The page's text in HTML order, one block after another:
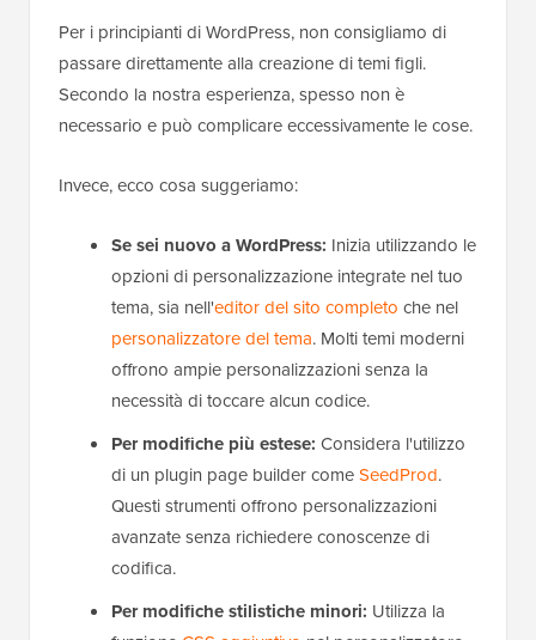
Per i principianti di WordPress, non consigliamo di
passare direttamente alla creazione di temi figli.
Secondo la nostra esperienza, spesso non è
necessario e può complicare eccessivamente le cose.
Invece, ecco cosa suggeriamo:
Se sei nuovo a WordPress: Inizia utilizzando le
opzioni di personalizzazione integrate nel tuo
tema, sia nell'editor del sito completo che nel
personalizzatore del tema. Molti temi moderni
offrono ampie personalizzazioni senza la
necessità di toccare alcun codice.
Per modifiche più estese: Considera l'utilizzo
di un plugin page builder comeSeedProd.
Questi strumenti offrono personalizzazioni
avanzate senza richiedere conoscenze di
codifica.
Per modifiche stilistiche minori: Utilizza la